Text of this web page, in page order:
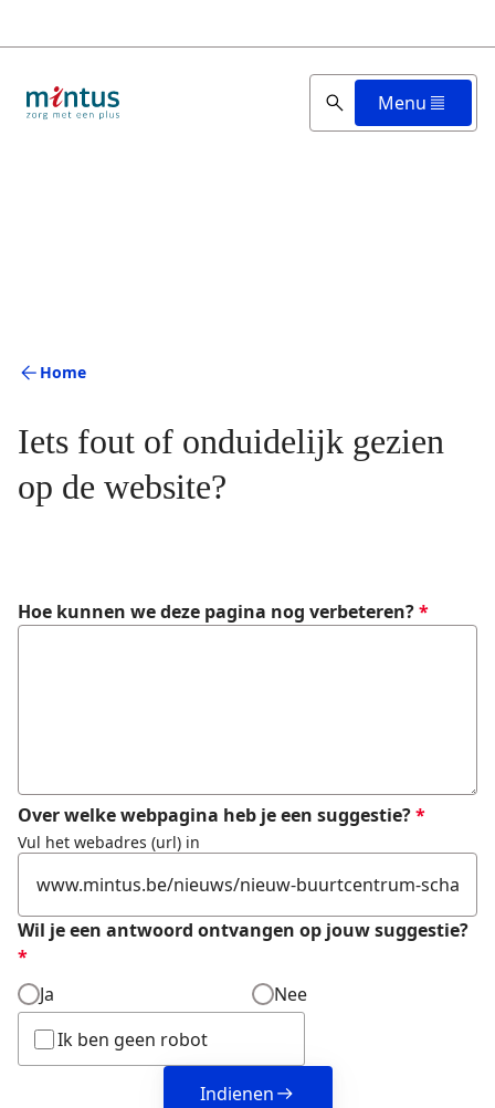
en
inhoud
Menu
Home
Iets fout of onduidelijk gezien
op de website?
Hoe kunnen we deze pagina nog verbeteren?*
Over welke webpagina heb je een suggestie?*
Vul het webadres (url) in
Wil je een antwoord ontvangen op jouw suggestie?
*
Ja
Nee
Ik ben geen robot
Indienen